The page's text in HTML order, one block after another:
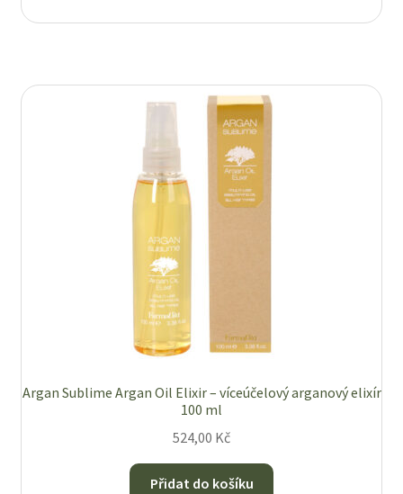
Zboží se slevou
Argan Sublime Argan Oil Elixir – víceúčelový arganový elixír
100 ml
524,00 Kč
Přidat do košíku